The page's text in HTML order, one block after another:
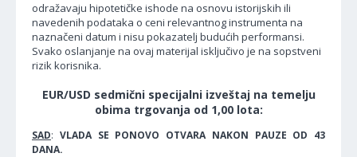
odražavaju hipotetičke ishode na osnovu istorijskih ili
navedenih podataka o ceni relevantnog instrumenta na
naznačeni datum i nisu pokazatelj budućih performansi.
Svako oslanjanje na ovaj materijal isključivo je na sopstveni
rizik korisnika.
EUR/USD sedmični specijalni izveštaj na temelju
obima trgovanja od 1,00 lota:
SAD: VLADA SE PONOVO OTVARA NAKON PAUZE OD 43
DANA.